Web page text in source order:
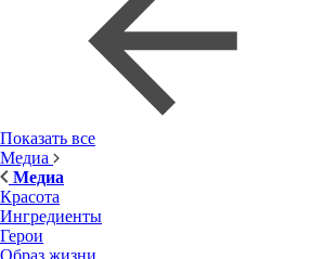
Показать все
Медиа
Медиа
Красота
Ингредиенты
Герои
Образ жизни